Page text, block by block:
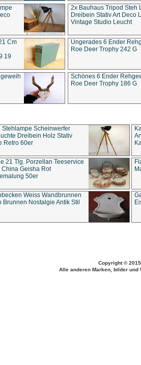
2x Bauhaus Tripod Steh
Dreibein Stativ Art Deco
Vintage Studio Leucht
Cm
19
Ungerades 6 Ender
Roe Deer Trophy 242 G
Schönes 6 Ender
Roe Deer Trophy 186 G
Stehlampe Scheinwerfer
Dreibein Holz Stativ
Retro 60er
21 Tlg. Porzellan Teeservice
China Geisha Rot
50er
Weiss Wandbrunnen
Brunnen Nostalgie Antik Stil
Copyright ©
Alle anderen Marken, bilder und